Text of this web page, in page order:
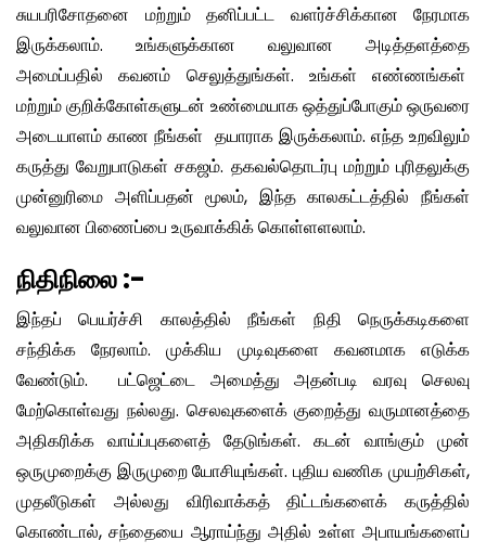
சுயபரிசோதனை மற்றும் தனிப்பட்ட வளர்ச்சிக்கான நேரமாக
இருக்கலாம். உங்களுக்கான வலுவான அடித்தளத்தை
அமைப்பதில் கவனம் செலுத்துங்கள். உங்கள் எண்ணங்கள்
மற்றும் குறிக்கோள்களுடன் உண்மையாக ஒத்துப்போகும் ஒருவரை
அடையாளம் காண நீங்கள் தயாராக இருக்கலாம். எந்த உறவிலும்
கருத்து வேறுபாடுகள் சகஜம். தகவல்தொடர்பு மற்றும் புரிதலுக்கு
முன்னுரிமை அளிப்பதன் மூலம், இந்த காலகட்டத்தில் நீங்கள்
வலுவான பிணைப்பை உருவாக்கிக் கொள்ளளலாம்.
நிதிநிலை :-
இந்தப் பெயர்ச்சி காலத்தில் நீங்கள் நிதி நெருக்கடிகளை
சந்திக்க நேரலாம். முக்கிய முடிவுகளை கவனமாக எடுக்க
வேண்டும். பட்ஜெட்டை அமைத்து அதன்படி வரவு செலவு
மேற்கொள்வது நல்லது. செலவுகளைக் குறைத்து வருமானத்தை
அதிகரிக்க வாய்ப்புகளைத் தேடுங்கள். கடன் வாங்கும் முன்
ஒருமுறைக்கு இருமுறை யோசியுங்கள். புதிய வணிக முயற்சிகள்,
முதலீடுகள் அல்லது விரிவாக்கத் திட்டங்களைக் கருத்தில்
கொண்டால், சந்தையை ஆராய்ந்து அதில் உள்ள அபாயங்களைப்